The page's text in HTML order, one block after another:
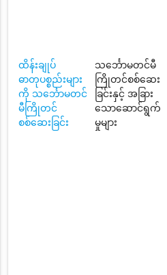
ထိန်းချုပ်
ဓာတုပစ္စည်းများ
ကို သင်္ဘောမတင်
မီကြိုတင်
စစ်ဆေးခြင်း
သင်္ဘောမတင်မီ
ကြိုတင်စစ်ဆေး
ခြင်းနှင့် အခြား
သောဆောင်ရွက်
မှုများ